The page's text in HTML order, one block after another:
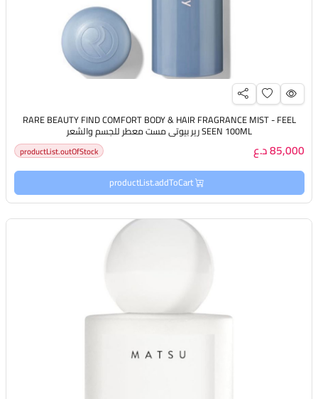
RARE BEAUTY FIND COMFORT BODY & HAIR FRAGRANCE MIST - FEEL
SEEN 100ML رير بيوتي مست معطر للجسم والشعر
85,000 د.ع productList.outOfStock
productList.addToCart